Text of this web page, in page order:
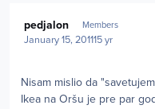
pedjalon Members
January 15, 201115 yr
Nisam mislio da
Ikea na Oršu je pre par